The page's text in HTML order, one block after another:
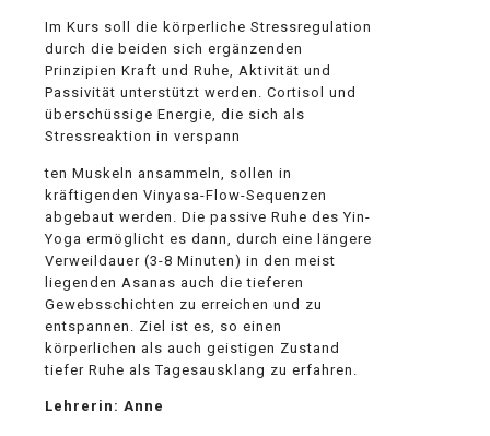
Im Kurs soll die körperliche Stressregulation
durch die beiden sich ergänzenden
Prinzipien Kraft und Ruhe, Aktivität und
Passivität unterstützt werden. Cortisol und
überschüssige Energie, die sich als
Stressreaktion in verspann
relaisvih12
ten Muskeln ansammeln, sollen in
kräftigenden Vinyasa-Flow-Sequenzen
abgebaut werden. Die passive Ruhe des Yin-
Yoga ermöglicht es dann, durch eine längere
Verweildauer (3-8 Minuten) in den meist
liegenden Asanas auch die tieferen
Gewebsschichten zu erreichen und zu
entspannen. Ziel ist es, so einen
körperlichen als auch geistigen Zustand
tiefer Ruhe als Tagesausklang zu erfahren.
Lehrerin: Anne